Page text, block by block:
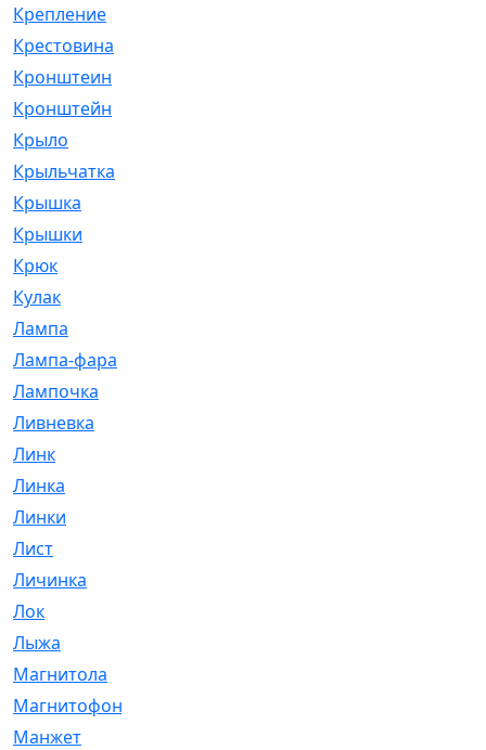
Крепление
Крестовина
Кронштеин
Кронштейн
Крыло
Крыльчатка
Крышка
Крышки
Крюк
Кулак
Лампа
Лампа-фара
Лампочка
Ливневка
Линк
Линка
Линки
Лист
Личинка
Лок
Лыжа
Магнитола
Магнитофон
Манжет